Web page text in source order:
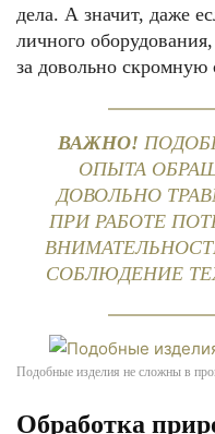
дела. А значит, даже
личного
за довольно скромную
ВАЖНО!
ОПЫТА
ДОВОЛЬНО
ПРИ РАБОТЕ
СОБЛЮДЕНИЕ
Подобные изделия не сложны в
Обработка